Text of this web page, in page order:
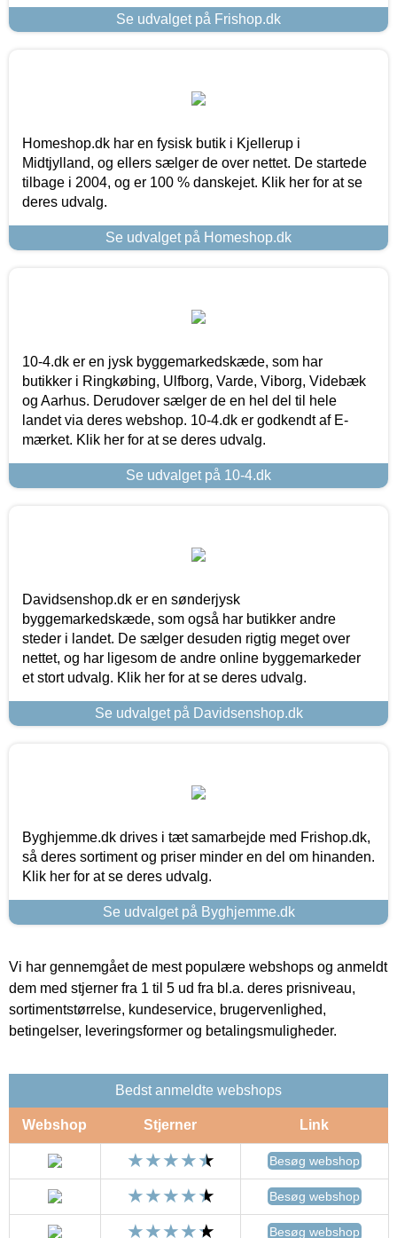
Se udvalget på Frishop.dk
Homeshop.dk har en fysisk butik i Kjellerup i
Midtjylland, og ellers sælger de over nettet. De startede
tilbage i 2004, og er 100 % danskejet. Klik her for at se
deres udvalg.
Se udvalget på Homeshop.dk
10-4.dk er en jysk byggemarkedskæde, som har
butikker i Ringkøbing, Ulfborg, Varde, Viborg, Videbæk
og Aarhus. Derudover sælger de en hel del til hele
landet via deres webshop. 10-4.dk er godkendt af E-
mærket. Klik her for at se deres udvalg.
Se udvalget på 10-4.dk
Davidsenshop.dk er en sønderjysk
byggemarkedskæde, som også har butikker andre
steder i landet. De sælger desuden rigtig meget over
nettet, og har ligesom de andre online byggemarkeder
et stort udvalg. Klik her for at se deres udvalg.
Se udvalget på Davidsenshop.dk
Byghjemme.dk drives i tæt samarbejde med Frishop.dk,
så deres sortiment og priser minder en del om hinanden.
Klik her for at se deres udvalg.
Se udvalget på Byghjemme.dk
Vi har gennemgået de mest populære webshops og anmeldt
dem med stjerner fra 1 til 5 ud fra bl.a. deres prisniveau,
sortimentstørrelse, kundeservice, brugervenlighed,
betingelser, leveringsformer og betalingsmuligheder.
Bedst anmeldte webshops
Webshop Stjerner Link
Besøg webshop
Besøg webshop
Besøg webshop